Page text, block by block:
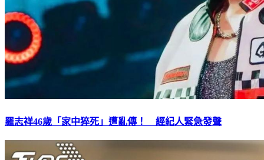
羅志祥46歲「家中猝死」遭亂傳！ 經紀人緊急發聲